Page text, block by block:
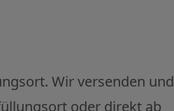
Wir versenden und
oder direkt ab